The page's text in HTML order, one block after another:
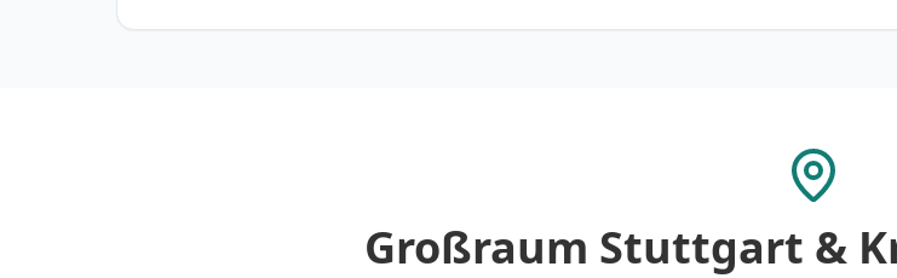
Großraum Stuttgart &